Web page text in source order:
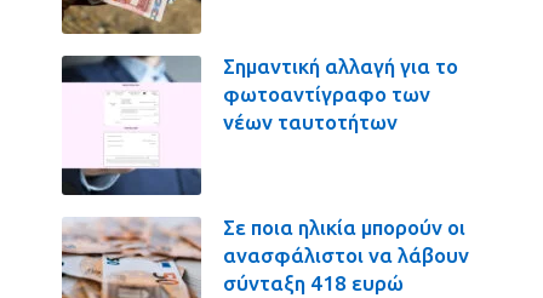
Σημαντική αλλαγή για το
φωτοαντίγραφο των
νέων ταυτοτήτων
Σε ποια ηλικία μπορούν οι
ανασφάλιστοι να λάβουν
σύνταξη 418 ευρώ